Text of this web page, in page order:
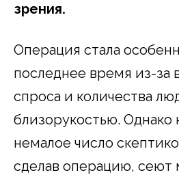
зрения.
Операция стала
последнее время из-за
спроса и количества
близорукостью. Однако
немалое число
сделав операцию, сеют